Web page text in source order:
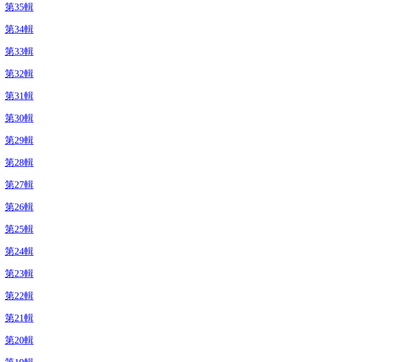
第35輯
第34輯
第33輯
第32輯
第31輯
第30輯
第29輯
第28輯
第27輯
第26輯
第25輯
第24輯
第23輯
第22輯
第21輯
第20輯